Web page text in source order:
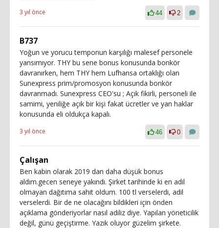
3 yıl önce 44 2
B737
Yoğun ve yorucu temponun karşılığı malesef personele
yansımıyor. THY bu sene bonus konusunda bonkör
davranırken, hem THY hem Lufhansa ortaklığı olan
Sunexpress prim/promosyon konusunda bonkör
davranmadı. Sunexpress CEO'su ; Açık fikirli, personeli ile
samimi, yeniliğe açık bir kişi fakat ücretler ve yan haklar
konusunda eli oldukça kapalı.
3 yıl önce 46 0
Çalışan
Ben kabin olarak 2019 dan daha düşük bonus
aldım.gecen seneye yakındı. Şirket tarihinde ki en adil
olmayan dağıtıma sahit oldum. 100 tl verselerdi, adil
verselerdi. Bir de ne olacağını bildikleri için önden
açıklama gönderiyorlar nasıl adiliz diye. Yapılan yöneticilik
değil, günü geçiştirme. Yazık oluyor güzelim şirkete.